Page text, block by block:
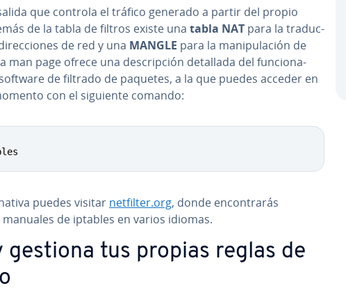
que controla el tráfico generado a partir del propio
de la tabla de filtros existe una tabla NAT para la tra­du­c­
de red y una MANGLE para la ma­ni­pu­la­ción de
man page ofrece una de­s­cri­p­ción detallada del fu­n­cio­na­
de filtrado de paquetes, a la que puedes acceder en
con el siguiente comando:
puedes visitar netfilter.org, donde en­co­n­tra­rás
de iptables en varios idiomas.
gestiona tus propias reglas de